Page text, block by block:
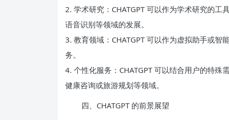
2. 学术研究：CHATGPT 可以作为学术研究的
语音识别等领域的发展。
3. 教育领域：CHATGPT 可以作为虚拟助手或
务。
4. 个性化服务：CHATGPT 可以结合用户的特殊
健康咨询或旅游规划等领域。
四、CHATGPT 的前景展望